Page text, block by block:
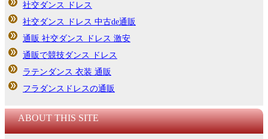
社交ダンス ドレス
社交ダンス ドレス 中古de通販
通販 社交ダンス ドレス 激安
通販で競技ダンス ドレス
ラテンダンス 衣装 通販
フラダンスドレスの通販
ABOUT THIS SITE